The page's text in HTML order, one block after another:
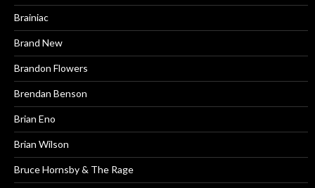
Brainiac
Brand New
Brandon Flowers
Brendan Benson
Brian Eno
Brian Wilson
Bruce Hornsby & The Rage